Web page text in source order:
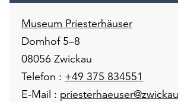
Museum Priesterhäuser
Domhof 5–8
08056 Zwickau
Telefon : +49 375 834551
E-Mail :